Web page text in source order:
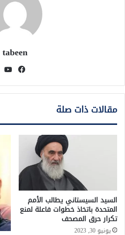
tabeen
مقالات ذات صلة
السيد السيستاني يطالب الأمم
المتحدة باتخاذ خطوات فاعلة لمنع
تكرار حرق المصحف
يونيو 30, 2023